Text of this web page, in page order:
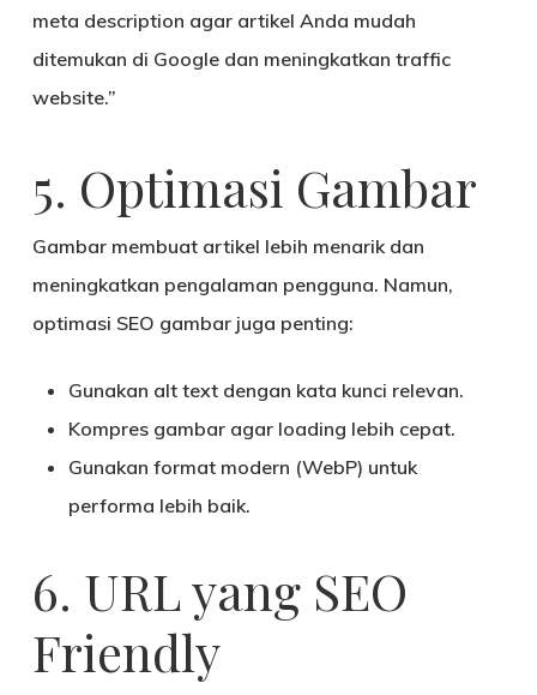
meta description agar artikel Anda mudah
ditemukan di Google dan meningkatkan traffic
website.”
5. Optimasi Gambar
Gambar membuat artikel lebih menarik dan
meningkatkan pengalaman pengguna. Namun,
optimasi SEO gambar juga penting:
Gunakan alt textdengan kata kunci relevan.
Kompres gambar agar loading lebih cepat.
Gunakan format modern (WebP) untuk
performa lebih baik.
6. URL yang SEO
Friendly